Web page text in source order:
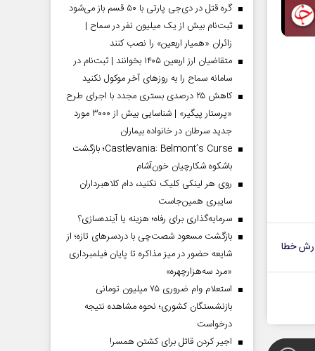
خطا
گره قتل در دی‌جی پارتی با ۵۰ قسم باز می‌شود
ثبت‌نام بیش از یک میلیون نفر در سماح |
زائران «همیار اربعین» را نصب کنند
متقاضیان ارز اربعین ۱۴۰۵ بخوانند | ثبت‌نام در
سامانه سماح را به روز‌های آخر موکول نکنید
کاهش ۲۵ درصدی بستری مجدد با اجرای طرح
«پرستار پیگیر» | شناسایی بیش از ۳۰۰۰ مورد
جدید سرطان در خانواده بیماران
Castlevania: Belmont’s Curse؛ بازگشت
باشکوه شکارچیان خون‌آشام
روی هر لینکی کلیک نکنید، دام کلاهبرداران
سایبری همین‌جاست
سرمایه‌گذاری برای رفاه؛ هزینه یا آینده‌سازی؟
بازگشت مسعود شصت‌چی با دردسر‌های تازه؛ از
شایعه حضور در میز مذاکره تا پایان فیلمبرداری
«مرد سه‌هزارچهره»
استعلام وام ضروری ۷۵ میلیون تومانی
بازنشستگان کشوری؛ نحوه مشاهده نتیجه
درخواست
اجیر کردن قاتل برای کشتن همسر!